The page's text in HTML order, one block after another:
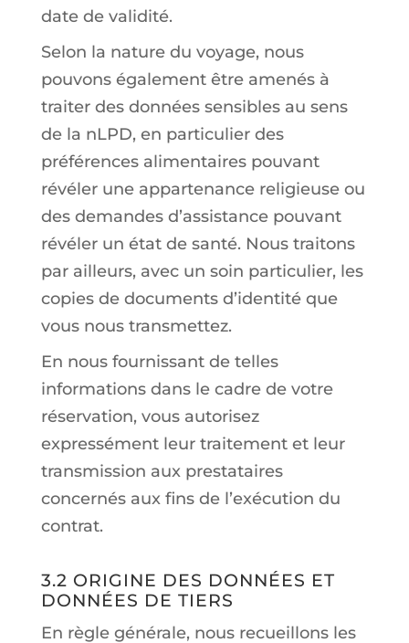
date de validité.
Selon la nature du voyage, nous
pouvons également être amenés à
traiter des données sensibles au sens
de la nLPD, en particulier des
préférences alimentaires pouvant
révéler une appartenance religieuse ou
des demandes d’assistance pouvant
révéler un état de santé. Nous traitons
par ailleurs, avec un soin particulier, les
copies de documents d’identité que
vous nous transmettez.
En nous fournissant de telles
informations dans le cadre de votre
réservation, vous autorisez
expressément leur traitement et leur
transmission aux prestataires
concernés aux fins de l’exécution du
contrat.
3.2 ORIGINE DES DONNÉES ET
DONNÉES DE TIERS
En règle générale, nous recueillons les